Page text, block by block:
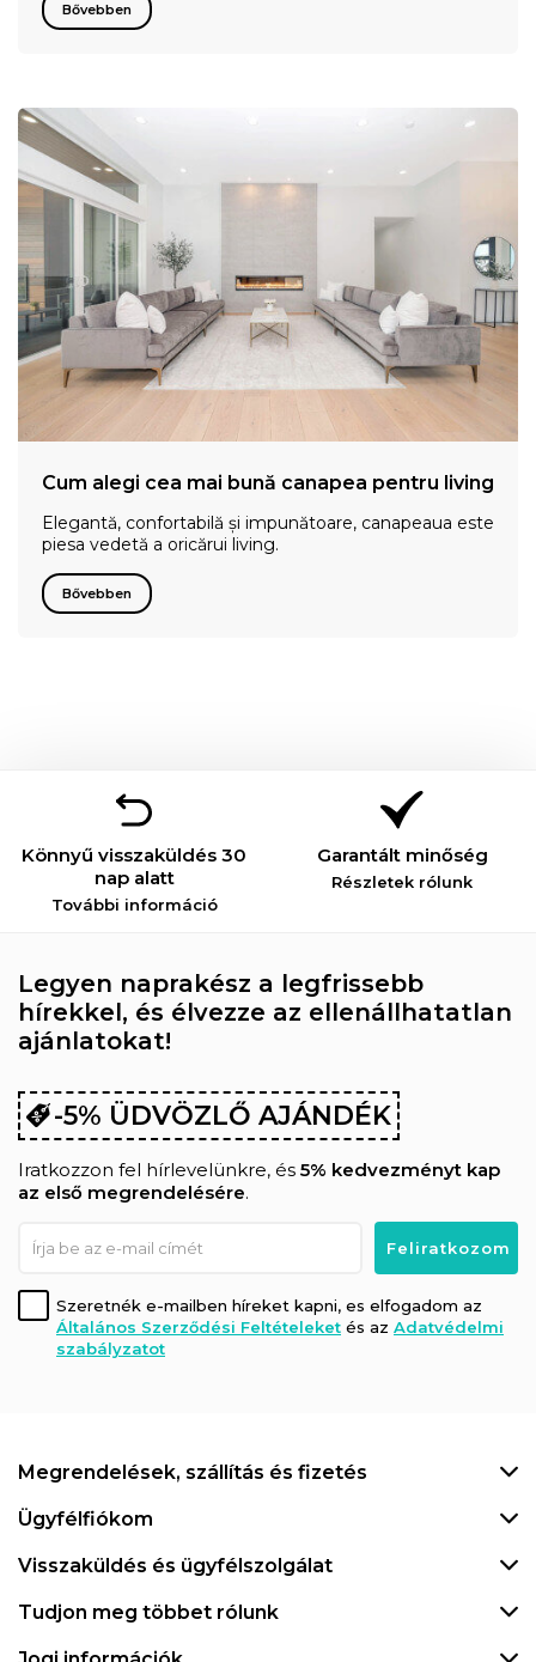
Bővebben
Cum alegi cea mai bună canapea pentru living
Elegantă, confortabilă și impunătoare, canapeaua este
piesa vedetă a oricărui living.
Bővebben
Könnyű visszaküldés 30
nap alatt
További információ
Garantált minőség
Részletek rólunk
Legyen naprakész a legfrissebb
hírekkel, és élvezze az ellenállhatatlan
ajánlatokat!
-5% ÜDVÖZLŐ AJÁNDÉK
Iratkozzon fel hírlevelünkre, és 5% kedvezményt kap
az első megrendelésére.
Szeretnék e-mailben híreket kapni, es elfogadom az
Általános Szerződési Feltételeket és az Adatvédelmi
szabályzatot
Megrendelések, szállítás és fizetés
Ügyfélfiókom
Visszaküldés és ügyfélszolgálat
Tudjon meg többet rólunk